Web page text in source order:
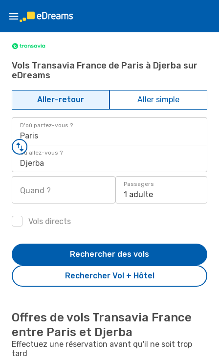
Vols Transavia France de Paris à Djerba sur
eDreams
Aller-retour Aller simple
D'où partez-vous ?
Paris
Où allez-vous ?
Djerba
Quand ?
Passagers
1 adulte
Vols directs
Rechercher Vol + Hôtel
Rechercher des vols
Offres de vols Transavia France
entre Paris et Djerba
Effectuez une réservation avant qu'il ne soit trop
tard